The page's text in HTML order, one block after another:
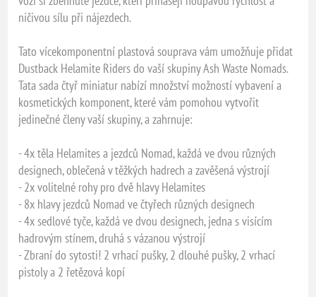
ničivou sílu při nájezdech.
Tato vícekomponentní plastová souprava vám umožňuje přidat
Dustback Helamite Riders do vaší skupiny Ash Waste Nomads.
Tata sada čtyř miniatur nabízí množství možností vybavení a
kosmetických komponent, které vám pomohou vytvořit
jedinečné členy vaší skupiny, a zahrnuje:
- 4x těla Helamites a jezdců Nomad, každá ve dvou různých
designech, oblečená v těžkých hadrech a zavěšená výstrojí
- 2x volitelné rohy pro dvě hlavy Helamites
- 8x hlavy jezdců Nomad ve čtyřech různých designech
- 4x sedlové tyče, každá ve dvou designech, jedna s visícím
hadrovým stínem, druhá s vázanou výstrojí
- Zbraní do sytosti! 2 vrhací pušky, 2 dlouhé pušky, 2 vrhací
pistoly a 2 řetězová kopí